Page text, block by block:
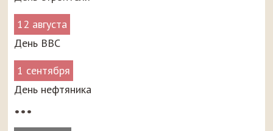
12 августа
День ВВС
1 сентября
День нефтяника
•••